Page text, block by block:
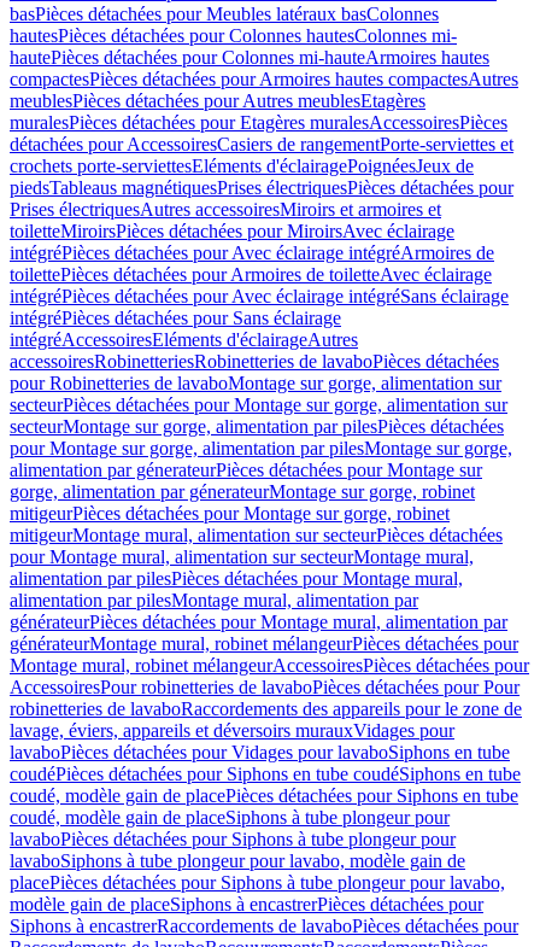
basPièces détachées pour Meubles latéraux basColonnes
hautesPièces détachées pour Colonnes hautesColonnes mi-
hautePièces détachées pour Colonnes mi-hauteArmoires hautes
compactesPièces détachées pour Armoires hautes compactesAutres
meublesPièces détachées pour Autres meublesEtagères
muralesPièces détachées pour Etagères muralesAccessoiresPièces
détachées pour AccessoiresCasiers de rangementPorte-serviettes et
crochets porte-serviettesEléments d'éclairagePoignéesJeux de
piedsTableaus magnétiquesPrises électriquesPièces détachées pour
Prises électriquesAutres accessoiresMiroirs et armoires et
toiletteMiroirsPièces détachées pour MiroirsAvec éclairage
intégréPièces détachées pour Avec éclairage intégréArmoires de
toilettePièces détachées pour Armoires de toiletteAvec éclairage
intégréPièces détachées pour Avec éclairage intégréSans éclairage
intégréPièces détachées pour Sans éclairage
intégréAccessoiresEléments d'éclairageAutres
accessoiresRobinetteriesRobinetteries de lavaboPièces détachées
pour Robinetteries de lavaboMontage sur gorge, alimentation sur
secteurPièces détachées pour Montage sur gorge, alimentation sur
secteurMontage sur gorge, alimentation par pilesPièces détachées
pour Montage sur gorge, alimentation par pilesMontage sur gorge,
alimentation par génerateurPièces détachées pour Montage sur
gorge, alimentation par génerateurMontage sur gorge, robinet
mitigeurPièces détachées pour Montage sur gorge, robinet
mitigeurMontage mural, alimentation sur secteurPièces détachées
pour Montage mural, alimentation sur secteurMontage mural,
alimentation par pilesPièces détachées pour Montage mural,
alimentation par pilesMontage mural, alimentation par
générateurPièces détachées pour Montage mural, alimentation par
générateurMontage mural, robinet mélangeurPièces détachées pour
Montage mural, robinet mélangeurAccessoiresPièces détachées pour
AccessoiresPour robinetteries de lavaboPièces détachées pour Pour
robinetteries de lavaboRaccordements des appareils pour le zone de
lavage, éviers, appareils et déversoirs murauxVidages pour
lavaboPièces détachées pour Vidages pour lavaboSiphons en tube
coudéPièces détachées pour Siphons en tube coudéSiphons en tube
coudé, modèle gain de placePièces détachées pour Siphons en tube
coudé, modèle gain de placeSiphons à tube plongeur pour
lavaboPièces détachées pour Siphons à tube plongeur pour
lavaboSiphons à tube plongeur pour lavabo, modèle gain de
placePièces détachées pour Siphons à tube plongeur pour lavabo,
modèle gain de placeSiphons à encastrerPièces détachées pour
Siphons à encastrerRaccordements de lavaboPièces détachées pour